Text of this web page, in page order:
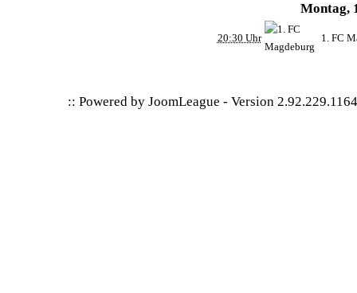
Montag,
20:30 Uhr 1. FC
:: Powered byJoomLeague -Version